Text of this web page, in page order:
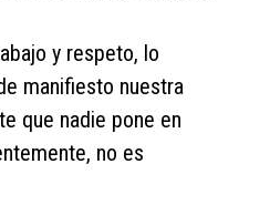
y respeto, lo
manifiesto nuestra
que nadie pone en
no es